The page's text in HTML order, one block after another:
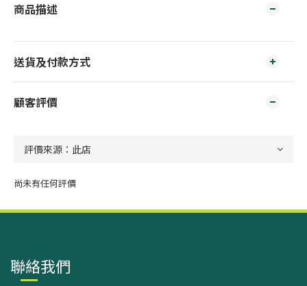
商品描述
送貨及付款方式
顧客評價
尚未有任何評價
聯絡我們